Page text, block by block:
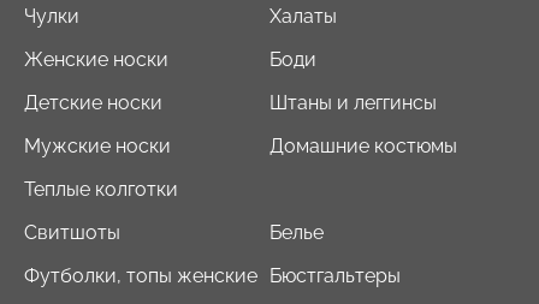
Чулки
Женские носки
Детские носки
Мужские носки
Теплые колготки
Халаты
Боди
Штаны и леггинсы
Домашние костюмы
Свитшоты
Футболки, топы женские
Белье
Бюстгальтеры